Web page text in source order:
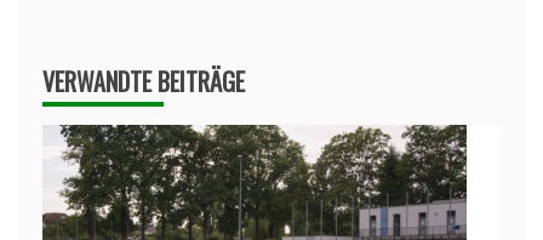
VERWANDTE BEITRÄGE